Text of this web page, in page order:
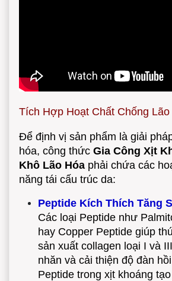
Tích Hợp Hoạt Chất Chống
Để định vị sản phẩm là giải
hóa, công thức Gia Công Xịt
Khô Lão Hóa phải chứa các
năng tái cấu trúc da:
Peptide Kích Thích Tăng
Các loại Peptide như
hay Copper Peptide giúp
sản xuất collagen loại I và
nhăn và cải thiện độ đàn
Peptide trong xịt khoáng